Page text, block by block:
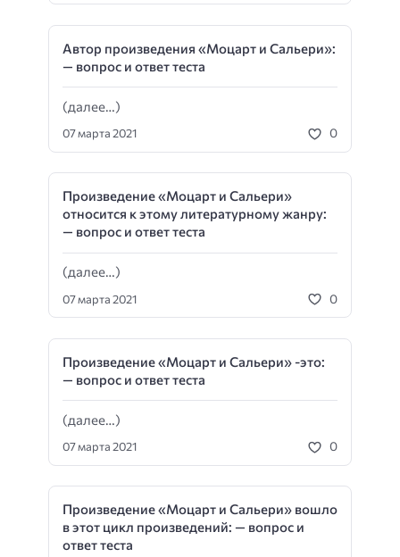
Автор произведения «Моцарт и Сальери»:
— вопрос и ответ теста
(далее…)
07 марта 2021 0
Произведение «Моцарт и Сальери»
относится к этому литературному жанру:
— вопрос и ответ теста
(далее…)
07 марта 2021 0
Произведение «Моцарт и Сальери» -это:
— вопрос и ответ теста
(далее…)
07 марта 2021 0
Произведение «Моцарт и Сальери» вошло
в этот цикл произведений: — вопрос и
ответ теста